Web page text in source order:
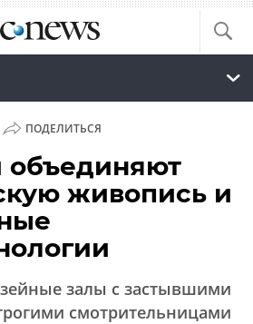
ПОДЕЛИТЬСЯ
объединяют
живопись и
залы с застывшими
смотрительницами